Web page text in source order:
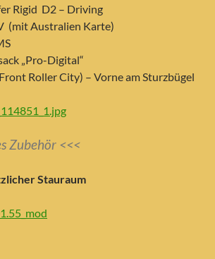
Rigid D2 – Driving
(mit Australien Karte)
„Pro-Digital“
Roller City) – Vorne am Sturzbügel
Zubehör <<<
Stauraum